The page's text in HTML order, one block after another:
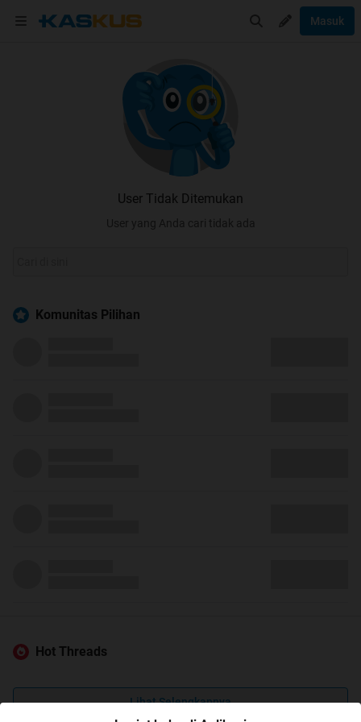
Masuk
User Tidak Ditemukan
User yang Anda cari tidak ada
Komunitas Pilihan
Hot Threads
Lihat Selengkapnya